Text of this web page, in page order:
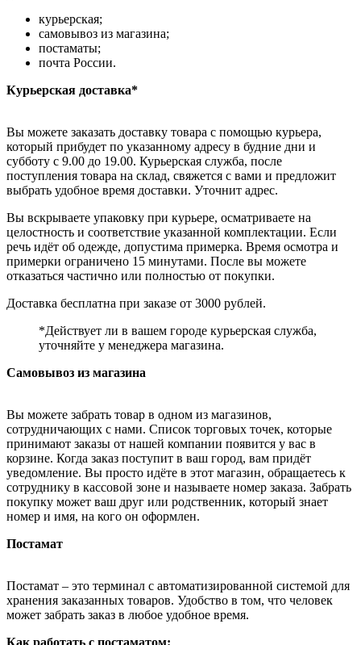
курьерская;
самовывоз из магазина;
постаматы;
почта России.
Курьерская доставка*
Вы можете заказать доставку товара с помощью курьера,
который прибудет по указанному адресу в будние дни и
субботу с 9.00 до 19.00. Курьерская служба, после
поступления товара на склад, свяжется с вами и предложит
выбрать удобное время доставки. Уточнит адрес.
Вы вскрываете упаковку при курьере, осматриваете на
целостность и соответствие указанной комплектации. Если
речь идёт об одежде, допустима примерка. Время осмотра и
примерки ограничено 15 минутами. После вы можете
отказаться частично или полностью от покупки.
Доставка бесплатна при заказе от 3000 рублей.
*Действует ли в вашем городе курьерская служба,
уточняйте у менеджера магазина.
Самовывоз из магазина
Вы можете забрать товар в одном из магазинов,
сотрудничающих с нами. Список торговых точек, которые
принимают заказы от нашей компании появится у вас в
корзине. Когда заказ поступит в ваш город, вам придёт
уведомление. Вы просто идёте в этот магазин, обращаетесь к
сотруднику в кассовой зоне и называете номер заказа. Забрать
покупку может ваш друг или родственник, который знает
номер и имя, на кого он оформлен.
Постамат
Постамат – это терминал с автоматизированной системой для
хранения заказанных товаров. Удобство в том, что человек
может забрать заказ в любое удобное время.